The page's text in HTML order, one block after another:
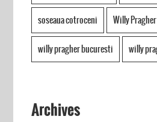
soseaua cotroceni Willy Pragher
willy pragher bucuresti willy
Archives